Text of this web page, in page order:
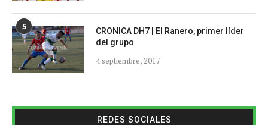
5
CRONICA DH7 | El Ranero, primer líder
del grupo
4 septiembre, 2017
REDES SOCIALES